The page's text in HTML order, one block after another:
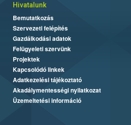
Hivatalunk
Bemutatkozás
Szervezeti felépítés
Gazdálkodási adatok
Felügyeleti szervünk
Projektek
Kapcsolódó linkek
Adatkezelési tájékoztató
Akadálymentességi nyilatkozat
Üzemeltetési információ